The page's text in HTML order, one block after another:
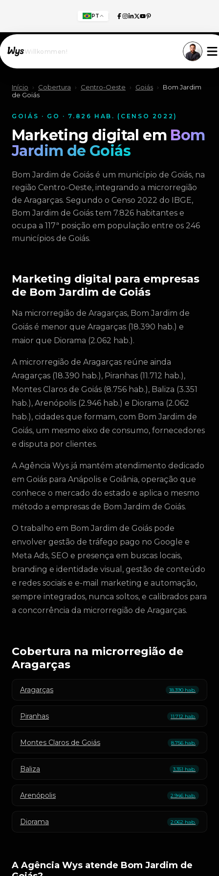
PT
Willkommen!
Início › Cobertura › Centro-Oeste › Goiás ›
Bom Jardim
de Goiás
GOIÁS · GO · 7.826 HAB. (CENSO 2022)
Marketing digital em Bom
Jardim de Goiás
Bom Jardim de Goiás é um município de Goiás, na
região Centro-Oeste, integrando a microrregião
de Aragarças. Segundo o Censo 2022 do IBGE,
Bom Jardim de Goiás tem 7.826 habitantes e
ocupa a 117ª posição em população entre os 246
municípios de Goiás.
Marketing digital para empresas
de Bom Jardim de Goiás
Na microrregião de Aragarças, Bom Jardim de
Goiás é menor que Aragarças (18.390 hab.) e
maior que Diorama (2.062 hab.).
A microrregião de Aragarças reúne ainda
Aragarças (18.390 hab.), Piranhas (11.712 hab.),
Montes Claros de Goiás (8.756 hab.), Baliza (3.351
hab.), Arenópolis (2.946 hab.) e Diorama (2.062
hab.), cidades que formam, com Bom Jardim de
Goiás, um mesmo eixo de consumo, fornecedores
e disputa por clientes.
A Agência Wys já mantém atendimento dedicado
em Goiás para Anápolis e Goiânia, operação que
conhece o mercado do estado e aplica o mesmo
método a empresas de Bom Jardim de Goiás.
O trabalho em Bom Jardim de Goiás pode
envolver gestão de tráfego pago no Google e
Meta Ads, SEO e presença em buscas locais,
branding e identidade visual, gestão de conteúdo
e redes sociais e e-mail marketing e automação,
sempre integrados, nunca soltos, e calibrados para
a concorrência da microrregião de Aragarças.
Cobertura na microrregião de
Aragarças
Aragarças 18.390 hab.
Piranhas 11.712 hab.
Montes Claros de Goiás 8.756 hab.
Baliza 3.351 hab.
Arenópolis 2.946 hab.
Diorama 2.062 hab.
A Agência Wys atende Bom Jardim de